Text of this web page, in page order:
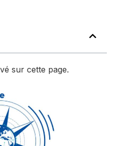
sur cette page.